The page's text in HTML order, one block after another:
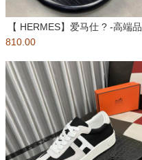
【 HERMES】爱马仕 ? -高端品
质 原单???休闲运
810.00